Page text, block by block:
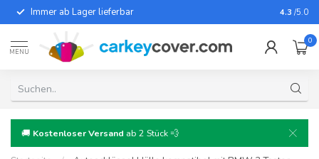
Immer ab Lager lieferbar Für fast
4.3 /5.0
MENU
0
🚚 Kostenloser Versand ab 2 Stück 💨